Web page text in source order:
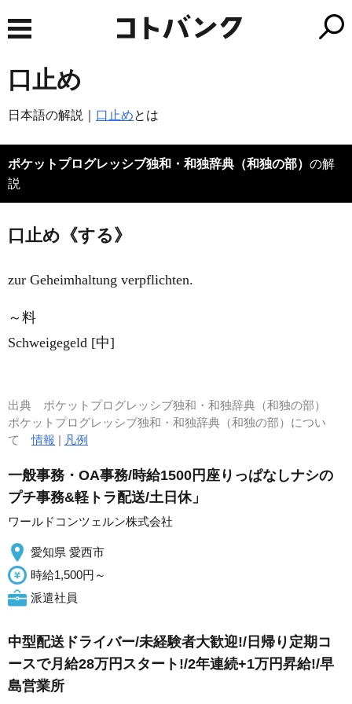
口止め
日本語の解説｜ 口止めとは
ポケットプログレッシブ独和・和独辞典（和独の部） の解
説
口止め《する》
zur Geheimhaltung verpflichten.
～料
Schweigegeld [中]
出典 ポケットプログレッシブ独和・和独辞典（和独の部）
ポケットプログレッシブ独和・和独辞典（和独の部）につい
て情報 | 凡例
一般事務・OA事務/時給1500円座りっぱなしナシの
プチ事務&軽トラ配送/土日休」
ワールドコンツェルン株式会社
愛知県 愛西市
時給1,500円～
派遣社員
中型配送ドライバー/未経験者大歓迎!/日帰り定期コ
ースで月給28万円スタート!/2年連続+1万円昇給!/早
島営業所